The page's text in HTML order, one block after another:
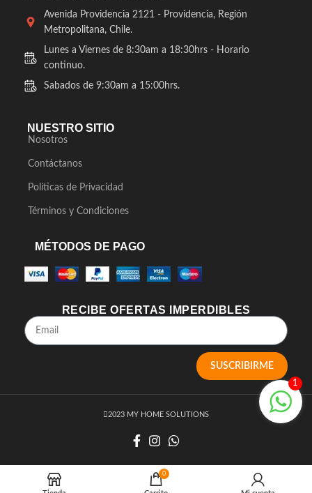
Avenida Providencia 2121 - Providencia, Región
Metropolitana, Chile.
Lunes a Viernes de 8:30am a 18:30hrs - Horario
continuo.
Sabados de 9:30am a 15:00hrs.
NUESTRO SITIO
Nosotros
Contáctanos
Políticas de Privacidad
Términos y Condiciones
MÉTODOS DE PAGO
RECIBE OFERTAS IMPERDIBLES
SUSCRIBIRME
2023 MY HOME SOLUTIONS
1
0